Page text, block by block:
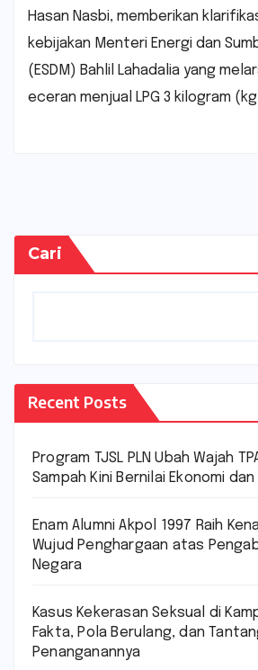
Hasan Nasbi, memberikan
kebijakan Menteri Energi dan
(ESDM) Bahlil Lahadalia yang
eceran menjual LPG 3 kilogram
Cari
Recent Posts
Program TJSL PLN Ubah Wajah
Sampah Kini Bernilai Ekonomi
Enam Alumni Akpol 1997 Raih
Wujud Penghargaan atas
Negara
Kasus Kekerasan Seksual di
Fakta, Pola Berulang, dan
Penanganannya